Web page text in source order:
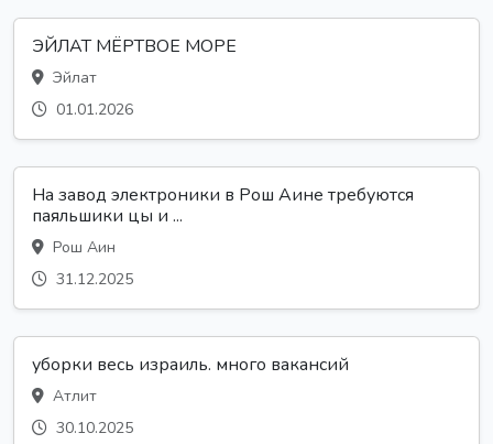
ЭЙЛАТ МЁРТВОЕ МОРЕ
Эйлат
01.01.2026
На завод электроники в Рош Аине требуются
паяльшики цы и ...
Рош Аин
31.12.2025
уборки весь израиль. много вакансий
Атлит
30.10.2025